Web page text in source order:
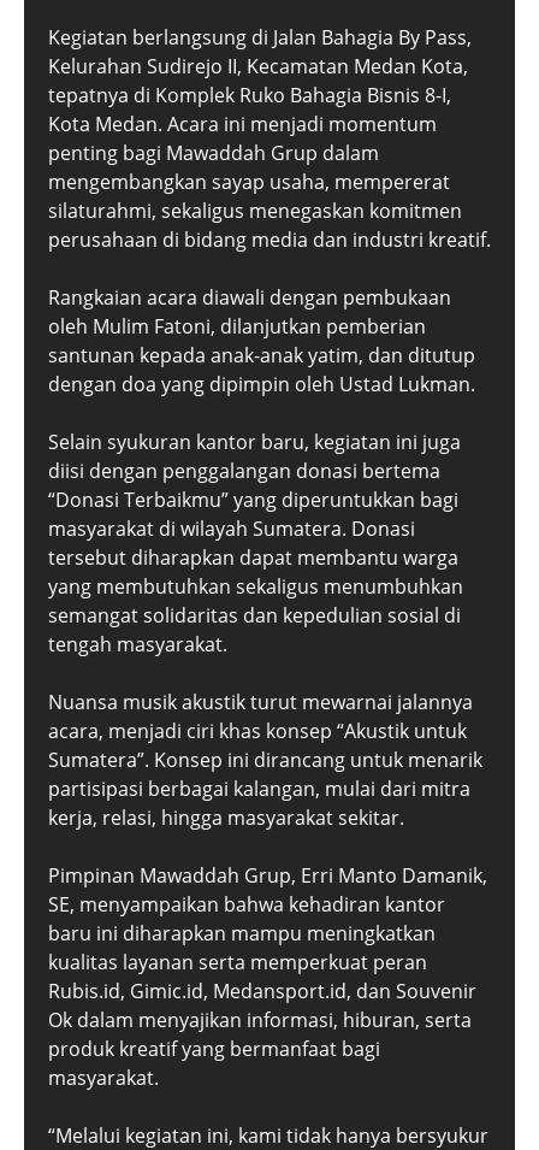
Kegiatan berlangsung di Jalan Bahagia By Pass,
Kelurahan Sudirejo II, Kecamatan Medan Kota,
tepatnya di Komplek Ruko Bahagia Bisnis 8-I,
Kota Medan. Acara ini menjadi momentum
penting bagi Mawaddah Grup dalam
mengembangkan sayap usaha, mempererat
silaturahmi, sekaligus menegaskan komitmen
perusahaan di bidang media dan industri kreatif.
Rangkaian acara diawali dengan pembukaan
oleh Mulim Fatoni, dilanjutkan pemberian
santunan kepada anak-anak yatim, dan ditutup
dengan doa yang dipimpin oleh Ustad Lukman.
Selain syukuran kantor baru, kegiatan ini juga
diisi dengan penggalangan donasi bertema
“Donasi Terbaikmu” yang diperuntukkan bagi
masyarakat di wilayah Sumatera. Donasi
tersebut diharapkan dapat membantu warga
yang membutuhkan sekaligus menumbuhkan
semangat solidaritas dan kepedulian sosial di
tengah masyarakat.
Nuansa musik akustik turut mewarnai jalannya
acara, menjadi ciri khas konsep “Akustik untuk
Sumatera”. Konsep ini dirancang untuk menarik
partisipasi berbagai kalangan, mulai dari mitra
kerja, relasi, hingga masyarakat sekitar.
Pimpinan Mawaddah Grup, Erri Manto Damanik,
SE, menyampaikan bahwa kehadiran kantor
baru ini diharapkan mampu meningkatkan
kualitas layanan serta memperkuat peran
Rubis.id, Gimic.id, Medansport.id, dan Souvenir
Ok dalam menyajikan informasi, hiburan, serta
produk kreatif yang bermanfaat bagi
masyarakat.
“Melalui kegiatan ini, kami tidak hanya bersyukur